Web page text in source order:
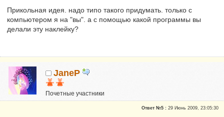
Прикольная идея. надо типо такого придумать. только с
компьютером я на "вы". а с помощью какой программы вы
делали эту наклейку?
JaneP
Почетные участники
Сказали "Спасибо": 10
Ответ №5 :29 Июнь 2009, 23:05:30